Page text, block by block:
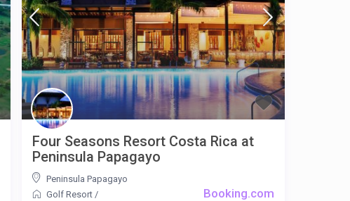
Booking.com
Four Seasons Resort Costa Rica at
Peninsula Papagayo
Peninsula Papagayo
Golf Resort/